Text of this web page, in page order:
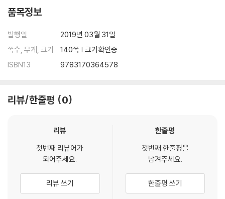
품목정보
발행일
2019년 03월 31일
쪽수, 무게, 크기
140쪽 | 크기확인중
ISBN13
9783170364578
리뷰/한줄평 0
리뷰
첫번째 리뷰어가
되어주세요.
리뷰 쓰기
한줄평
첫번째 한줄평을
남겨주세요.
한줄평 쓰기